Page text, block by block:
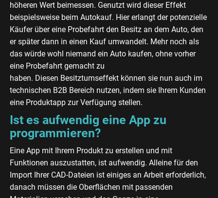
höheren Wert beimessen. Genutzt wird dieser Effekt
beispielsweise beim Autokauf. Hier erlangt der potenzielle
Käufer über eine Probefahrt den Besitz an dem Auto, den
er später dann in einen Kauf umwandelt. Mehr noch als
das würde wohl niemand ein Auto kaufen, ohne vorher
eine Probefahrt gemacht zu
haben. Diesen Besitztumseffekt können sie nun auch im
technischen B2B Bereich nutzen, indem sie Ihrem Kunden
eine Produktapp zur Verfügung stellen.
Ist es aufwendig eine App zu
programmieren?
Eine App mit Ihrem Produkt zu erstellen und mit
Funktionen auszustatten, ist aufwendig. Alleine für den
Import Ihrer CAD-Dateien ist einiges an Arbeit erforderlich,
danach müssen die Oberflächen mit passenden